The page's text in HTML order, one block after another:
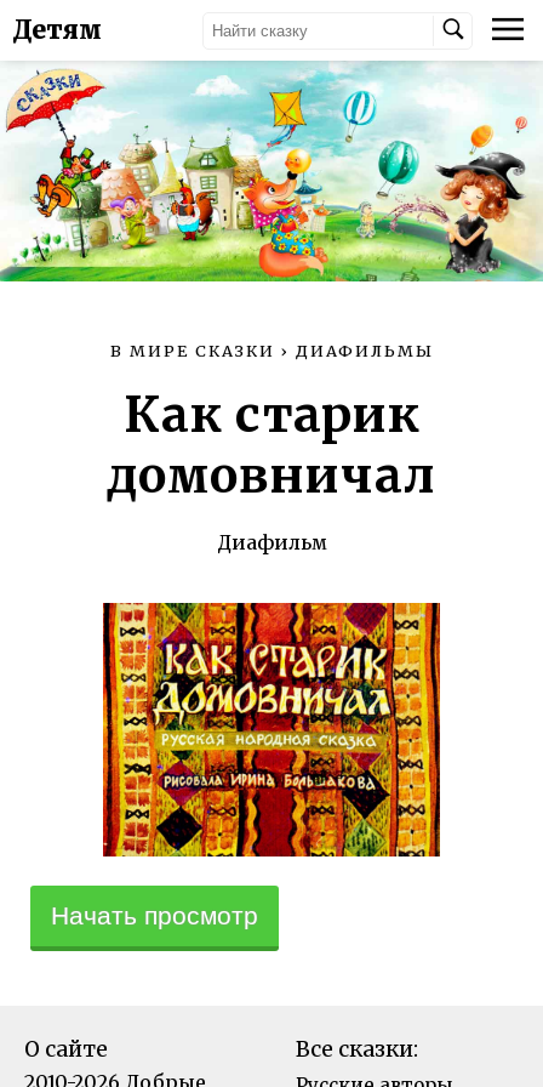
Детям
В МИРЕ СКАЗКИ › ДИАФИЛЬМЫ
Как старик
домовничал
Диафильм
Начать просмотр
О сайте
2010-2026 Добрые
Все сказки: